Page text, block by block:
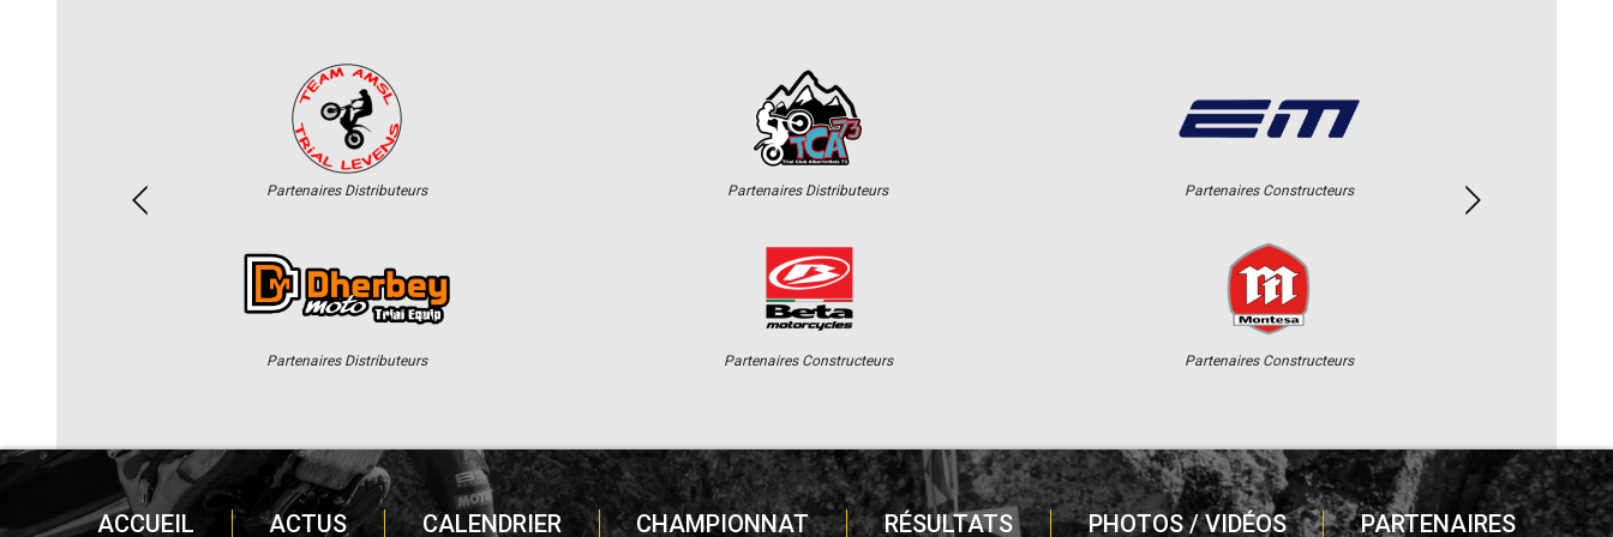
Partenaires Distributeurs
Partenaires Distributeurs
Partenaires Distributeurs
Partenaires Constructeurs
Partenaires Constructeurs
Partenaires Constructeurs
ACCUEIL ACTUS CALENDRIER CHAMPIONNAT RÉSULTATS PHOTOS / VIDÉOS PARTENAIRES